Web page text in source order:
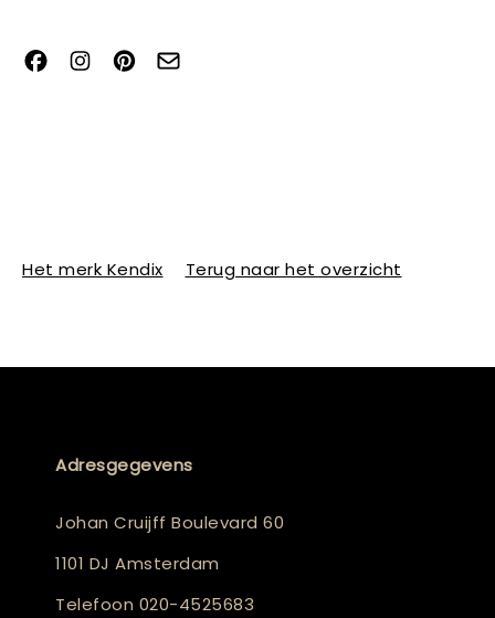
Het merk Kendix Terug naar het overzicht
Adresgegevens
Johan Cruijff Boulevard 60
1101 DJ Amsterdam
Telefoon 020-4525683